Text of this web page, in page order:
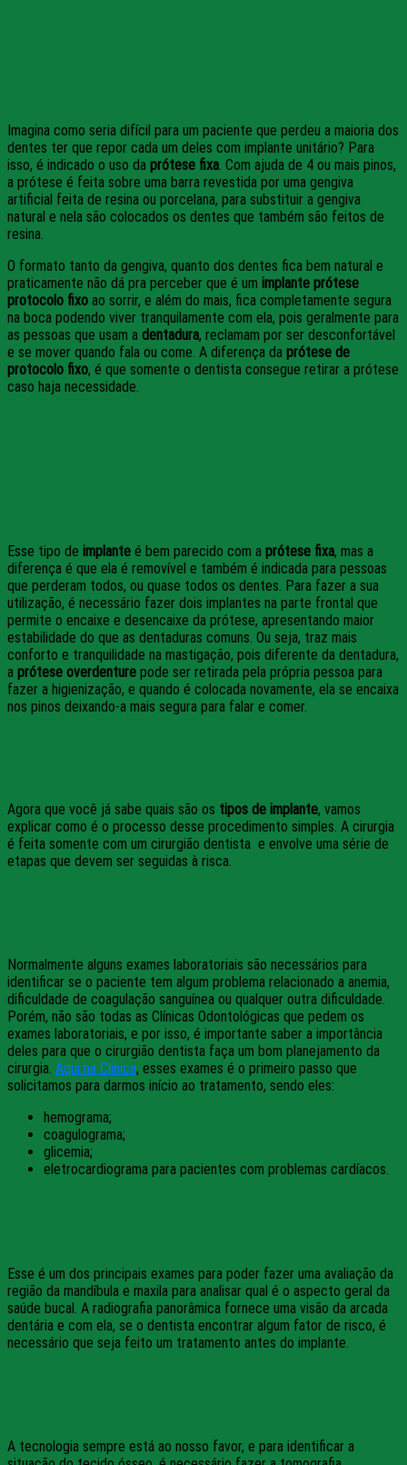
Imagina como seria difícil para um paciente que perdeu a maioria dos
dentes ter que repor cada um deles com implante unitário? Para
isso, é indicado o uso da prótese fixa . Com ajuda de 4 ou mais pinos,
a prótese é feita sobre uma barra revestida por uma gengiva
artificial feita de resina ou porcelana, para substituir a gengiva
natural e nela são colocados os dentes que também são feitos de
resina.
O formato tanto da gengiva, quanto dos dentes fica bem natural e
praticamente não dá pra perceber que é um implante prótese
protocolo fixo ao sorrir, e além do mais, fica completamente segura
na boca podendo viver tranquilamente com ela, pois geralmente para
as pessoas que usam a dentadura, reclamam por ser desconfortável
e se mover quando fala ou come. A diferença da prótese de
protocolo fixo, é que somente o dentista consegue retirar a prótese
caso haja necessidade.
Esse tipo de implante é bem parecido com a prótese fixa, mas a
diferença é que ela é removível e também é indicada para pessoas
que perderam todos, ou quase todos os dentes. Para fazer a sua
utilização, é necessário fazer dois implantes na parte frontal que
permite o encaixe e desencaixe da prótese, apresentando maior
estabilidade do que as dentaduras comuns. Ou seja, traz mais
conforto e tranquilidade na mastigação, pois diferente da dentadura,
a prótese overdenture pode ser retirada pela própria pessoa para
fazer a higienização, e quando é colocada novamente, ela se encaixa
nos pinos deixando-a mais segura para falar e comer.
Agora que você já sabe quais são os tipos de implante, vamos
explicar como é o processo desse procedimento simples. A cirurgia
é feita somente com um cirurgião dentista e envolve uma série de
etapas que devem ser seguidas à risca.
Normalmente alguns exames laboratoriais são necessários para
identificar se o paciente tem algum problema relacionado a anemia,
dificuldade de coagulação sanguínea ou qualquer outra dificuldade.
Porém, não são todas as Clínicas Odontológicas que pedem os
exames laboratoriais, e por isso, é importante saber a importância
deles para que o cirurgião dentista faça um bom planejamento da
cirurgia. Aqui na Clínica, esses exames é o primeiro passo que
solicitamos para darmos início ao tratamento, sendo eles:
hemograma;
coagulograma;
glicemia;
eletrocardiograma para pacientes com problemas cardíacos.
Esse é um dos principais exames para poder fazer uma avaliação da
região da mandíbula e maxila para analisar qual é o aspecto geral da
saúde bucal. A radiografia panorâmica fornece uma visão da arcada
dentária e com ela, se o dentista encontrar algum fator de risco, é
necessário que seja feito um tratamento antes do implante.
A tecnologia sempre está ao nosso favor, e para identificar a